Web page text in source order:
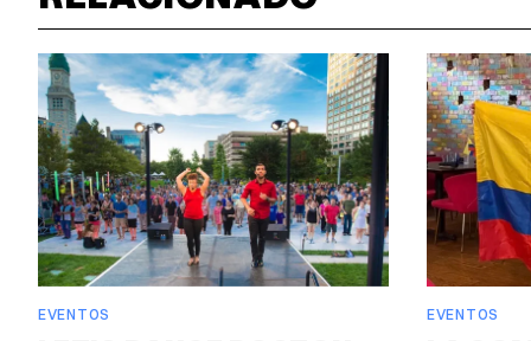
EVENTOS EVENTOS